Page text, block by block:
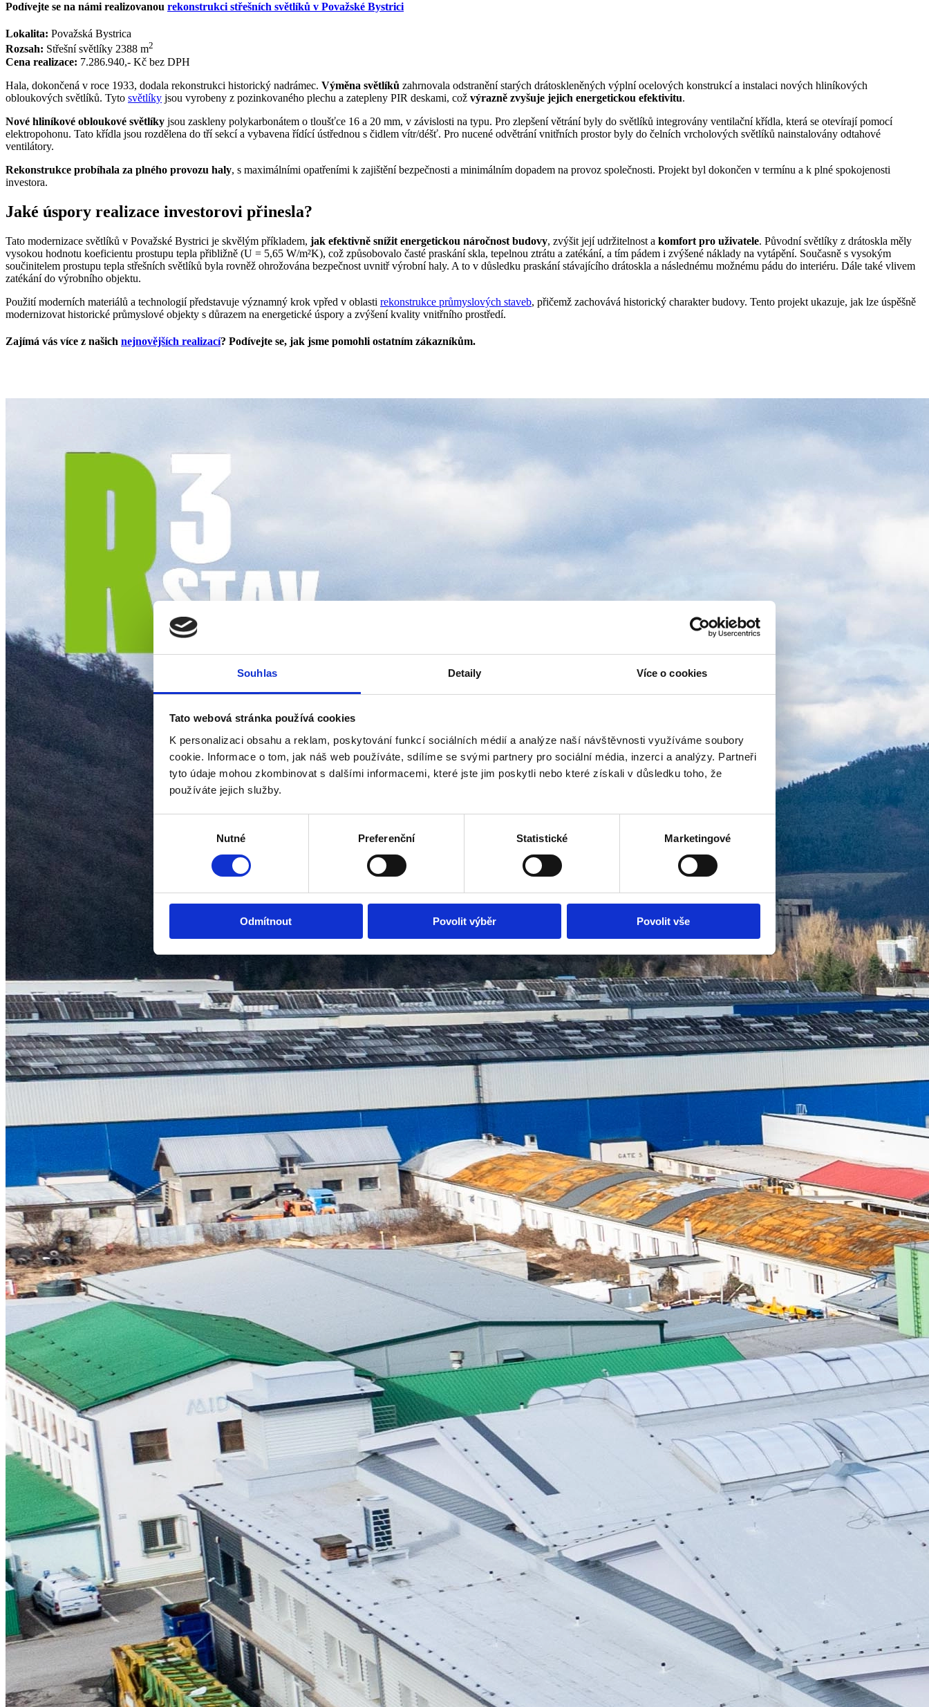
Souhlas Detaily Více o cookies
Tato webová stránka používá cookies
K personalizaci obsahu a reklam, poskytování funkcí sociálních médií a analýze naší návštěvnosti využíváme soubory
cookie. Informace o tom, jak náš web používáte, sdílíme se svými partnery pro sociální média, inzerci a analýzy. Partneři
tyto údaje mohou zkombinovat s dalšími informacemi, které jste jim poskytli nebo které získali v důsledku toho, že
používáte jejich služby.
Nutné Preferenční Statistické Marketingové
Odmítnout Povolit výběr Povolit vše
Podívejte se na námi realizovanou rekonstrukci střešních světlíků v Považské Bystrici
Lokalita: Považská Bystrica
Rozsah: Střešní světlíky 2388 m2
Cena realizace: 7.286.940,- Kč bez DPH
Hala, dokončená v roce 1933, dodala rekonstrukci historický nadrámec. Výměna světlíků zahrnovala odstranění starých drátoskleněných výplní ocelových konstrukcí a instalaci nových hliníkových
obloukových světlíků. Tyto světlíky jsou vyrobeny z pozinkovaného plechu a zatepleny PIR deskami, což výrazně zvyšuje jejich energetickou efektivitu.
Nové hliníkové obloukové světlíky jsou zaskleny polykarbonátem o tloušťce 16 a 20 mm, v závislosti na typu. Pro zlepšení větrání byly do světlíků integrovány ventilační křídla, která se otevírají pomocí
elektropohonu. Tato křídla jsou rozdělena do tří sekcí a vybavena řídící ústřednou s čidlem vítr/déšť. Pro nucené odvětrání vnitřních prostor byly do čelních vrcholových světlíků nainstalovány odtahové
ventilátory.
Rekonstrukce probíhala za plného provozu haly, s maximálními opatřeními k zajištění bezpečnosti a minimálním dopadem na provoz společnosti. Projekt byl dokončen v termínu a k plné spokojenosti
investora.
Jaké úspory realizace investorovi přinesla?
Tato modernizace světlíků v Považské Bystrici je skvělým příkladem, jak efektivně snížit energetickou náročnost budovy, zvýšit její udržitelnost a komfort pro uživatele. Původní světlíky z drátoskla měly
vysokou hodnotu koeficientu prostupu tepla přibližně (U = 5,65 W/m²K), což způsobovalo časté praskání skla, tepelnou ztrátu a zatékání, a tím pádem i zvýšené náklady na vytápění. Současně s vysokým
součinitelem prostupu tepla střešních světlíků byla rovněž ohrožována bezpečnost uvnitř výrobní haly. A to v důsledku praskání stávajícího drátoskla a následnému možnému pádu do interiéru. Dále také vlivem
zatékání do výrobního objektu.
Použití moderních materiálů a technologií představuje významný krok vpřed v oblasti rekonstrukce průmyslových staveb, přičemž zachovává historický charakter budovy. Tento projekt ukazuje, jak lze úspěšně
modernizovat historické průmyslové objekty s důrazem na energetické úspory a zvýšení kvality vnitřního prostředí.
Zajímá vás více z našich nejnovějších realizací? Podívejte se, jak jsme pomohli ostatním zákazníkům.